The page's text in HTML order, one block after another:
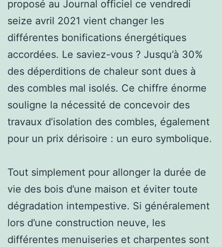
proposé au Journal officiel ce vendredi
seize avril 2021 vient changer les
différentes bonifications énergétiques
accordées. Le saviez-vous ? Jusqu’à 30%
des déperditions de chaleur sont dues à
des combles mal isolés. Ce chiffre énorme
souligne la nécessité de concevoir des
travaux d’isolation des combles, également
pour un prix dérisoire : un euro symbolique.
Tout simplement pour allonger la durée de
vie des bois d’une maison et éviter toute
dégradation intempestive. Si généralement
lors d’une construction neuve, les
différentes menuiseries et charpentes sont